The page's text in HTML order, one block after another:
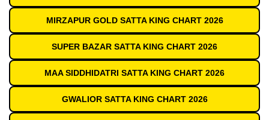
MIRZAPUR GOLD SATTA KING CHART 2026
SUPER BAZAR SATTA KING CHART 2026
MAA SIDDHIDATRI SATTA KING CHART 2026
GWALIOR SATTA KING CHART 2026